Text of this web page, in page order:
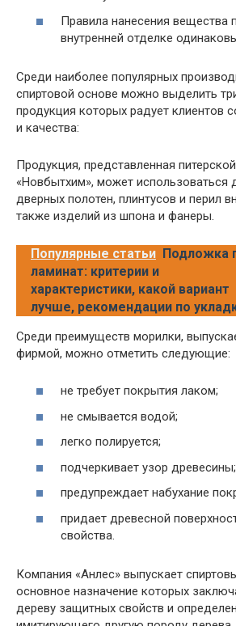
Правила нанесения вещества
внутренней отделке
Среди наиболее популярных
спиртовой основе можно выделить
продукция которых радует клиентов
и качества:
Продукция, представленная
«Новбытхим», может использоваться
дверных полотен, плинтусов и перил
также изделий из шпона и фанеры.
Популярные статьи Подложка
ламинат: критерии и
характеристики, какой вариант
лучше, рекомендации по
Среди преимуществ морилки,
фирмой, можно отметить следующие:
не требует покрытия лаком;
не смывается водой;
легко полируется;
подчеркивает узор древесины;
предупреждает набухание
придает древесной
свойства.
Компания «Анлес» выпускает
основное назначение которых
дереву защитных свойств и